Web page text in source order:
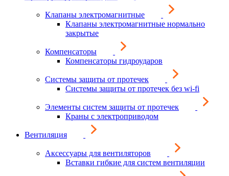
Клапаны электромагнитные
Клапаны электромагнитные нормально
закрытые
Компенсаторы
Компенсаторы гидроударов
Системы защиты от протечек
Системы защиты от протечек без wi-fi
Элементы систем защиты от протечек
Краны с электроприводом
Вентиляция
Аксессуары для вентиляторов
Вставки гибкие для систем вентиляции